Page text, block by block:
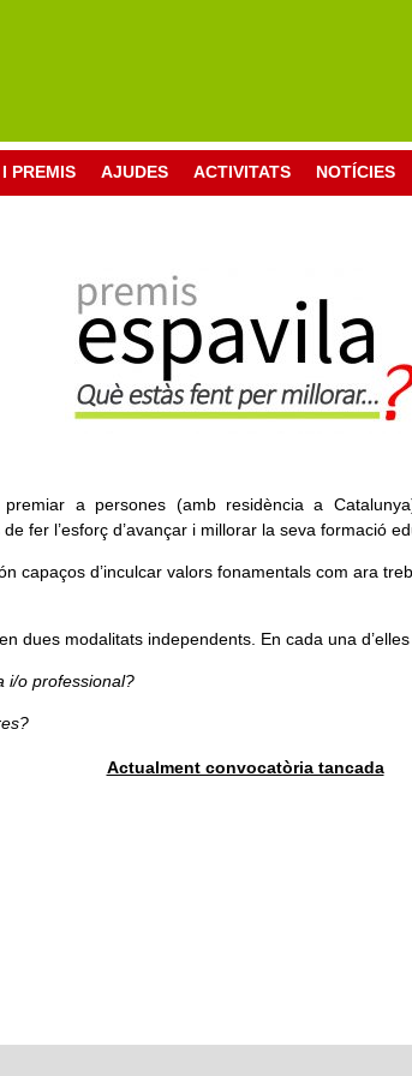
PREMIS AJUDES ACTIVITATS NOTÍCIES
a persones (amb residència a
fer l’esforç d’avançar i millorar la seva formació
capaços d’inculcar valors fonamentals com ara
dues modalitats independents. En cada una
i/o professional?
Actualment convocatòria tancada